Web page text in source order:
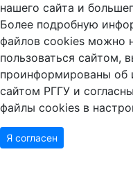
нашего сайта и
Более подробную
файлов cookies можно
пользоваться сайтом,
проинформированы об
сайтом РГГУ и
файлы cookies в
Я согласен